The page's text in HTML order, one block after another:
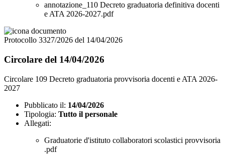
annotazione_110 Decreto graduatoria definitiva docenti
e ATA 2026-2027.pdf
Protocollo 3327/2026 del 14/04/2026
Circolare del 14/04/2026
Circolare 109 Decreto graduatoria provvisoria docenti e ATA 2026-
2027
Pubblicato il: 14/04/2026
Tipologia: Tutto il personale
Allegati:
Graduatorie d'istituto collaboratori scolastici provvisoria
.pdf